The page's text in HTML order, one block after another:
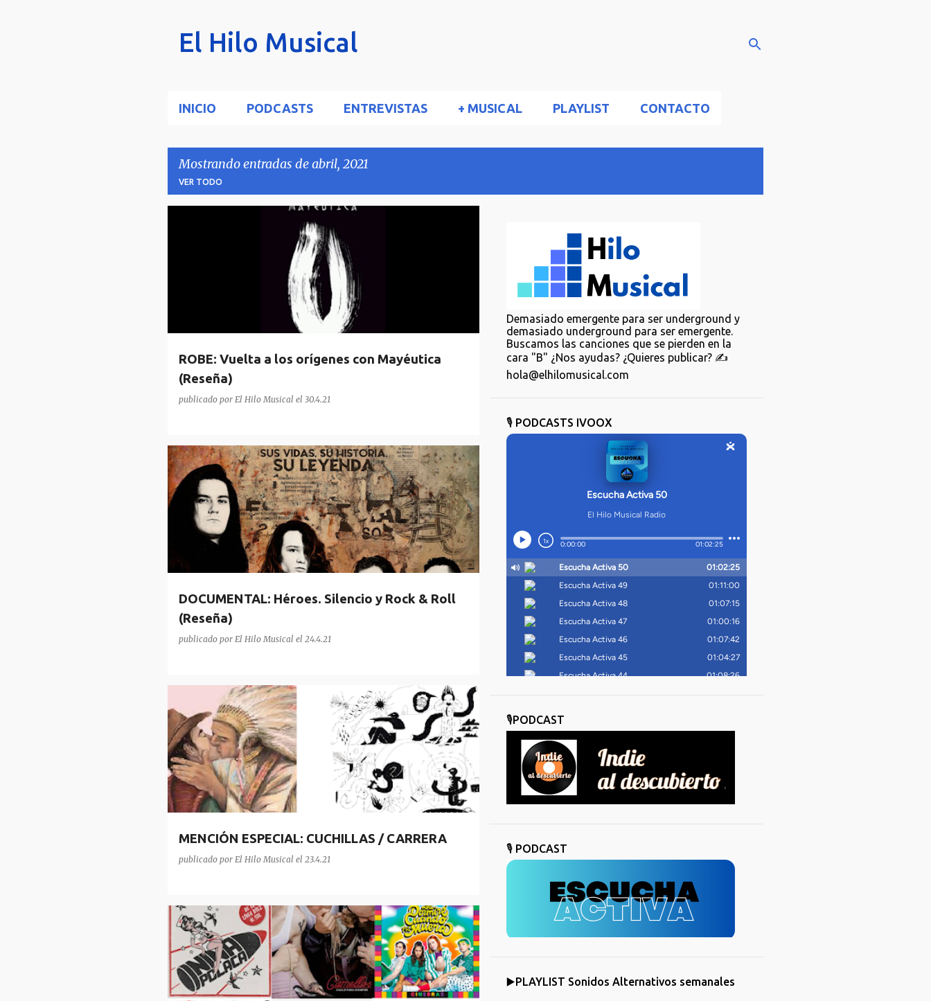
El Hilo Musical
INICIO PODCASTS ENTREVISTAS + MUSICAL PLAYLIST CONTACTO
Mostrando entradas de abril, 2021
VER TODO
ROBE: Vuelta a los orígenes con Mayéutica
(Reseña)
publicado por El Hilo Musical el 30.4.21
DOCUMENTAL: Héroes. Silencio y Rock & Roll
(Reseña)
publicado por El Hilo Musical el 24.4.21
DOCUMENTAL HÉROES DEL SILENCIO LA MÚSICA DE AYER
MENCIÓN ESPECIAL: CUCHILLAS / CARRERA
publicado por El Hilo Musical el 23.4.21
CARRERA CUCHILLAS MENCIÓN ESPECIAL
PLAYLIST DISCOS
Demasiado emergente para ser underground y
demasiado underground para ser emergente.
Buscamos las canciones que se pierden en la
cara "B" ¿Nos ayudas? ¿Quieres publicar? ✍️
hola@elhilomusical.com
🎙️ PODCASTS IVOOX
🎙️PODCAST
🎙️ PODCAST
▶️PLAYLIST Sonidos Alternativos semanales